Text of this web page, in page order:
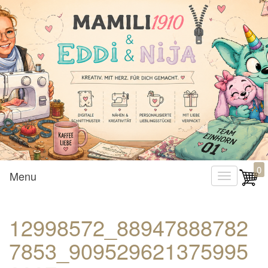
Mamili1910
T
g
l
e
Menu 0
12998572_88947888782
7853_909529621375995